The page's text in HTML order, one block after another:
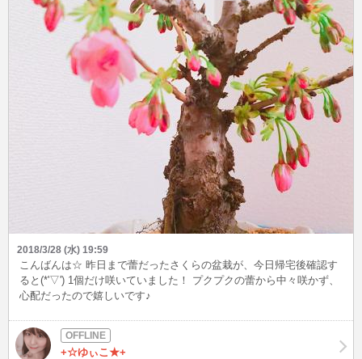
2018/3/28 (水) 19:59
こんばんは☆ 昨日まで蕾だったさくらの盆栽が、今日帰宅後確認す
ると(*'▽') 1個だけ咲いていました！ プクプクの蕾から中々咲かず、
心配だったので嬉しいです♪
+☆ゆぃこ★+